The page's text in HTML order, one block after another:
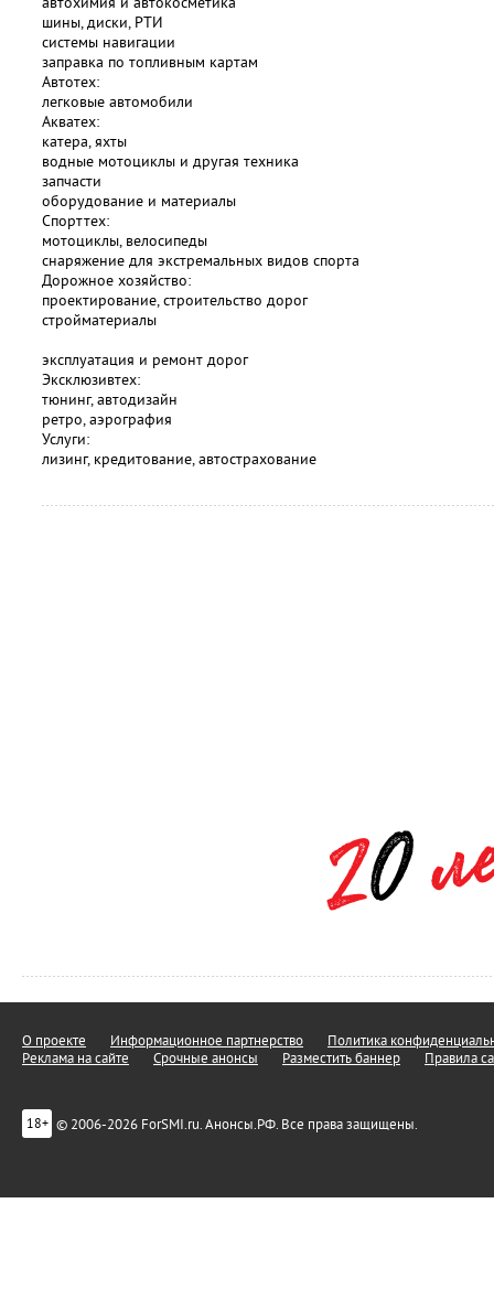
шины, диски, РТИ
системы навигации
заправка по топливным картам
Автотех:
легковые автомобили
Акватех:
катера, яхты
водные мотоциклы и другая техника
запчасти
оборудование и материалы
Спорттех:
мотоциклы, велосипеды
снаряжение для экстремальных видов спорта
Дорожное хозяйство:
проектирование, строительство дорог
стройматериалы
эксплуатация и ремонт дорог
Эксклюзивтех:
тюнинг, автодизайн
ретро, аэрография
Услуги:
лизинг, кредитование, автострахование
О проекте Информационное партнерство
Политика
Реклама на сайте
Срочные анонсы Разместить баннер Правила
18+ © 2006-2026 ForSMI.ru. Анонсы.РФ. Все права защищены.